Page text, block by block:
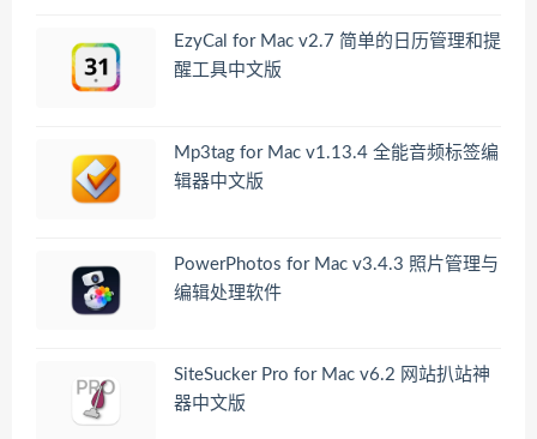
EzyCal for Mac v2.7 简单的日历管理和提
醒工具中文版
Mp3tag for Mac v1.13.4 全能音频标签编
辑器中文版
PowerPhotos for Mac v3.4.3 照片管理与
编辑处理软件
SiteSucker Pro for Mac v6.2 网站扒站神
器中文版